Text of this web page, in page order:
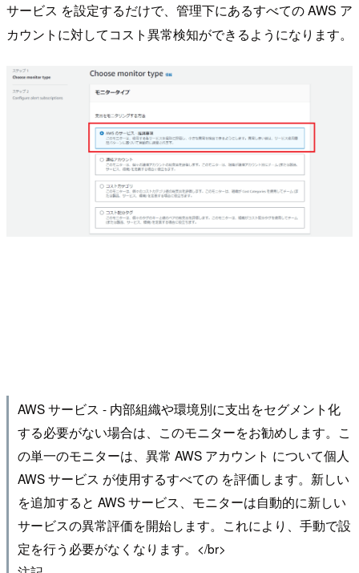
サービス を設定するだけで、管理下にあるすべての AWS ア
カウントに対してコスト異常検知ができるようになります。
AWS サービス - 内部組織や環境別に支出をセグメント化
する必要がない場合は、このモニターをお勧めします。こ
の単一のモニターは、異常 AWS アカウント について個人
AWS サービス が使用するすべての を評価します。新しい
を追加すると AWS サービス、モニターは自動的に新しい
サービスの異常評価を開始します。これにより、手動で設
定を行う必要がなくなります。</br>